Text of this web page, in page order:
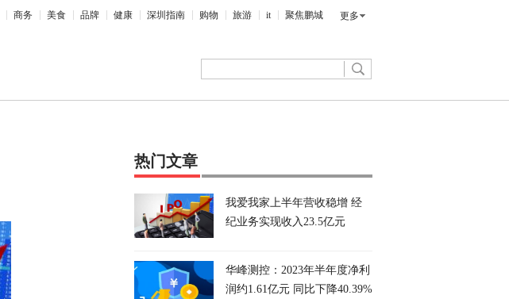
商务 美食 品牌 健康 深圳指南 购物 旅游 it 聚焦鹏城 更多
热门文章
我爱我家上半年营收稳增 经
纪业务实现收入23.5亿元
华峰测控：2023年半年度净利
润约1.61亿元 同比下降40.39%